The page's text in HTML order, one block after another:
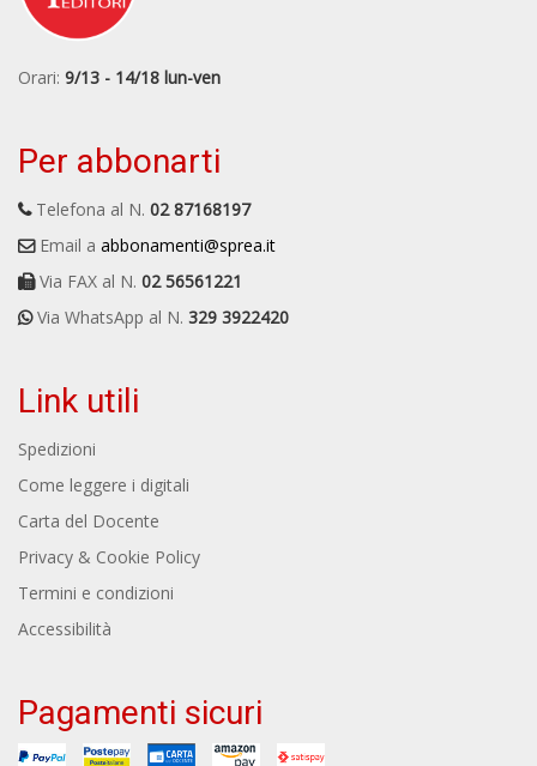
Orari: 9/13 - 14/18 lun-ven
Per abbonarti
Telefona al N. 02 87168197
Email a abbonamenti@sprea.it
Via FAX al N. 02 56561221
Via WhatsApp al N. 329 3922420
Link utili
Spedizioni
Come leggere i digitali
Carta del Docente
Privacy & Cookie Policy
Termini e condizioni
Accessibilità
Pagamenti sicuri